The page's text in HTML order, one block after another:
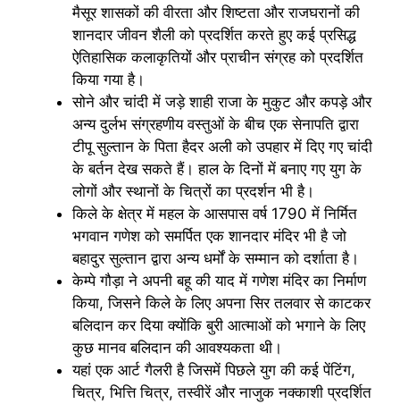
मैसूर शासकों की वीरता और शिष्टता और राजघरानों की
शानदार जीवन शैली को प्रदर्शित करते हुए कई प्रसिद्ध
ऐतिहासिक कलाकृतियों और प्राचीन संग्रह को प्रदर्शित
किया गया है।
सोने और चांदी में जड़े शाही राजा के मुकुट और कपड़े और
अन्य दुर्लभ संग्रहणीय वस्तुओं के बीच एक सेनापति द्वारा
टीपू सुल्तान के पिता हैदर अली को उपहार में दिए गए चांदी
के बर्तन देख सकते हैं। हाल के दिनों में बनाए गए युग के
लोगों और स्थानों के चित्रों का प्रदर्शन भी है।
किले के क्षेत्र में महल के आसपास वर्ष 1790 में निर्मित
भगवान गणेश को समर्पित एक शानदार मंदिर भी है जो
बहादुर सुल्तान द्वारा अन्य धर्मों के सम्मान को दर्शाता है।
केम्पे गौड़ा ने अपनी बहू की याद में गणेश मंदिर का निर्माण
किया, जिसने किले के लिए अपना सिर तलवार से काटकर
बलिदान कर दिया क्योंकि बुरी आत्माओं को भगाने के लिए
कुछ मानव बलिदान की आवश्यकता थी।
यहां एक आर्ट गैलरी है जिसमें पिछले युग की कई पेंटिंग,
चित्र, भित्ति चित्र, तस्वीरें और नाजुक नक्काशी प्रदर्शित